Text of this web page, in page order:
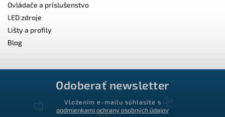
Ovládače a príslušenstvo
LED zdroje
Lišty a profily
Blog
Odoberať newsletter
Vložením e-mailu súhlasíte s
podmienkami ochrany osobných údajov